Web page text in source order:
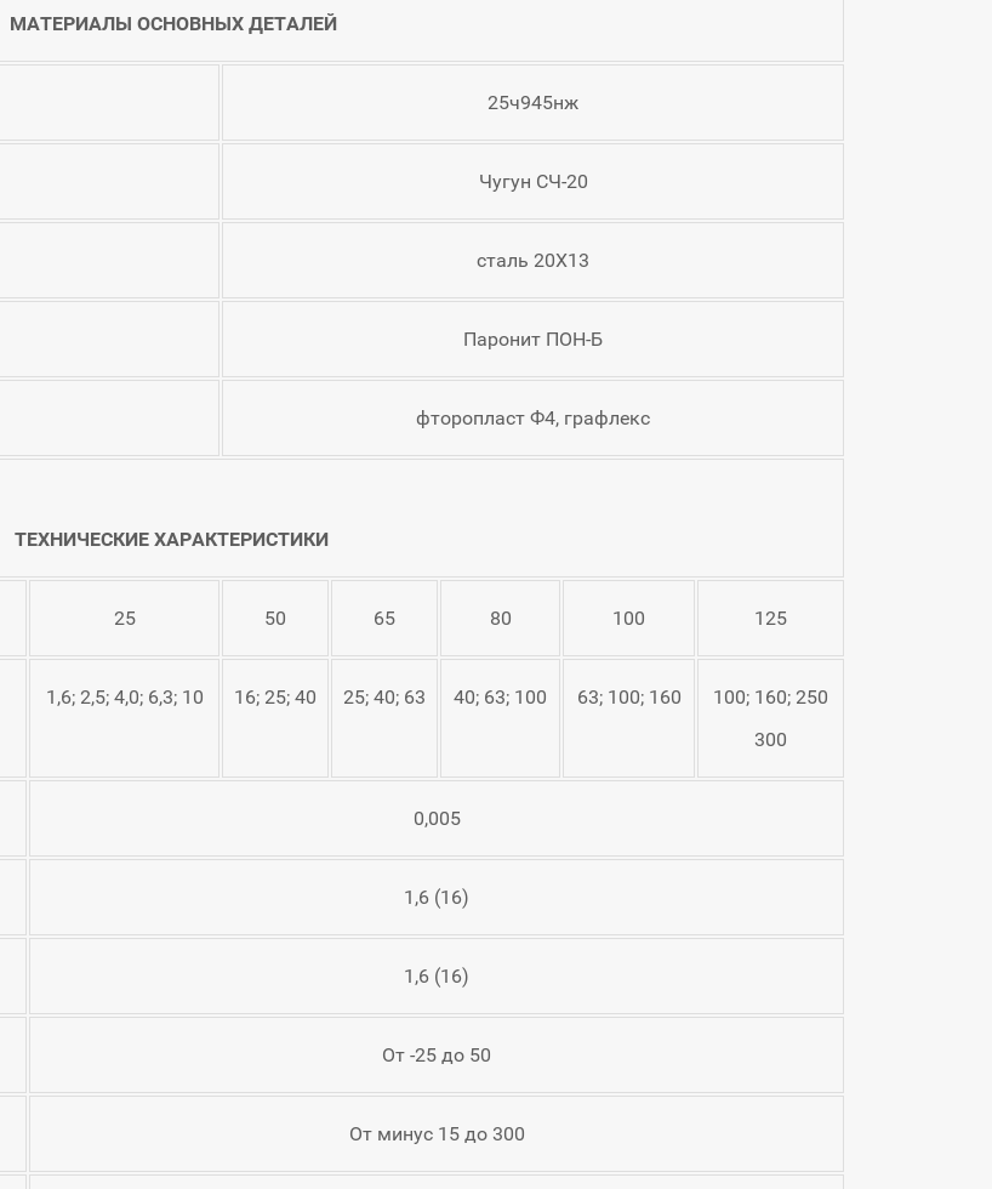
МАТЕРИАЛЫ ОСНОВНЫХ ДЕТАЛЕЙ
25ч945нж
Чугун СЧ-20
сталь 20Х13
Паронит ПОН-Б
фторопласт Ф4, графлекс
ТЕХНИЧЕСКИЕ ХАРАКТЕРИСТИКИ
25 50 65 80 100 125
1,6; 2,5; 4,0; 6,3; 10 16; 25; 40 25; 40; 63 40; 63; 100 63; 100; 160
100; 160; 250
300
0,005
1,6 (16)
1,6 (16)
От -25 до 50
От минус 15 до 300